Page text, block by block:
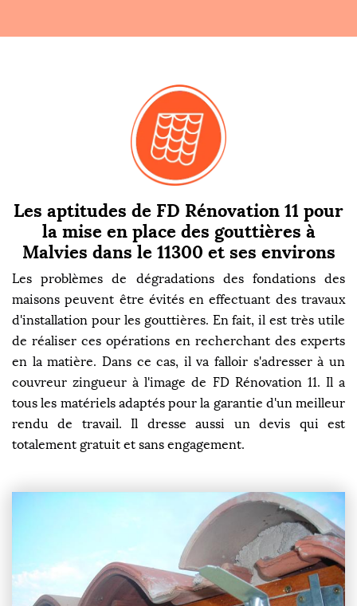
Les aptitudes de FD Rénovation 11 pour
la mise en place des gouttières à
Malvies dans le 11300 et ses environs
Les problèmes de dégradations des fondations des
maisons peuvent être évités en effectuant des travaux
d'installation pour les gouttières. En fait, il est très utile
de réaliser ces opérations en recherchant des experts
en la matière. Dans ce cas, il va falloir s'adresser à un
couvreur zingueur à l'image de FD Rénovation 11. Il a
tous les matériels adaptés pour la garantie d'un meilleur
rendu de travail. Il dresse aussi un devis qui est
totalement gratuit et sans engagement.